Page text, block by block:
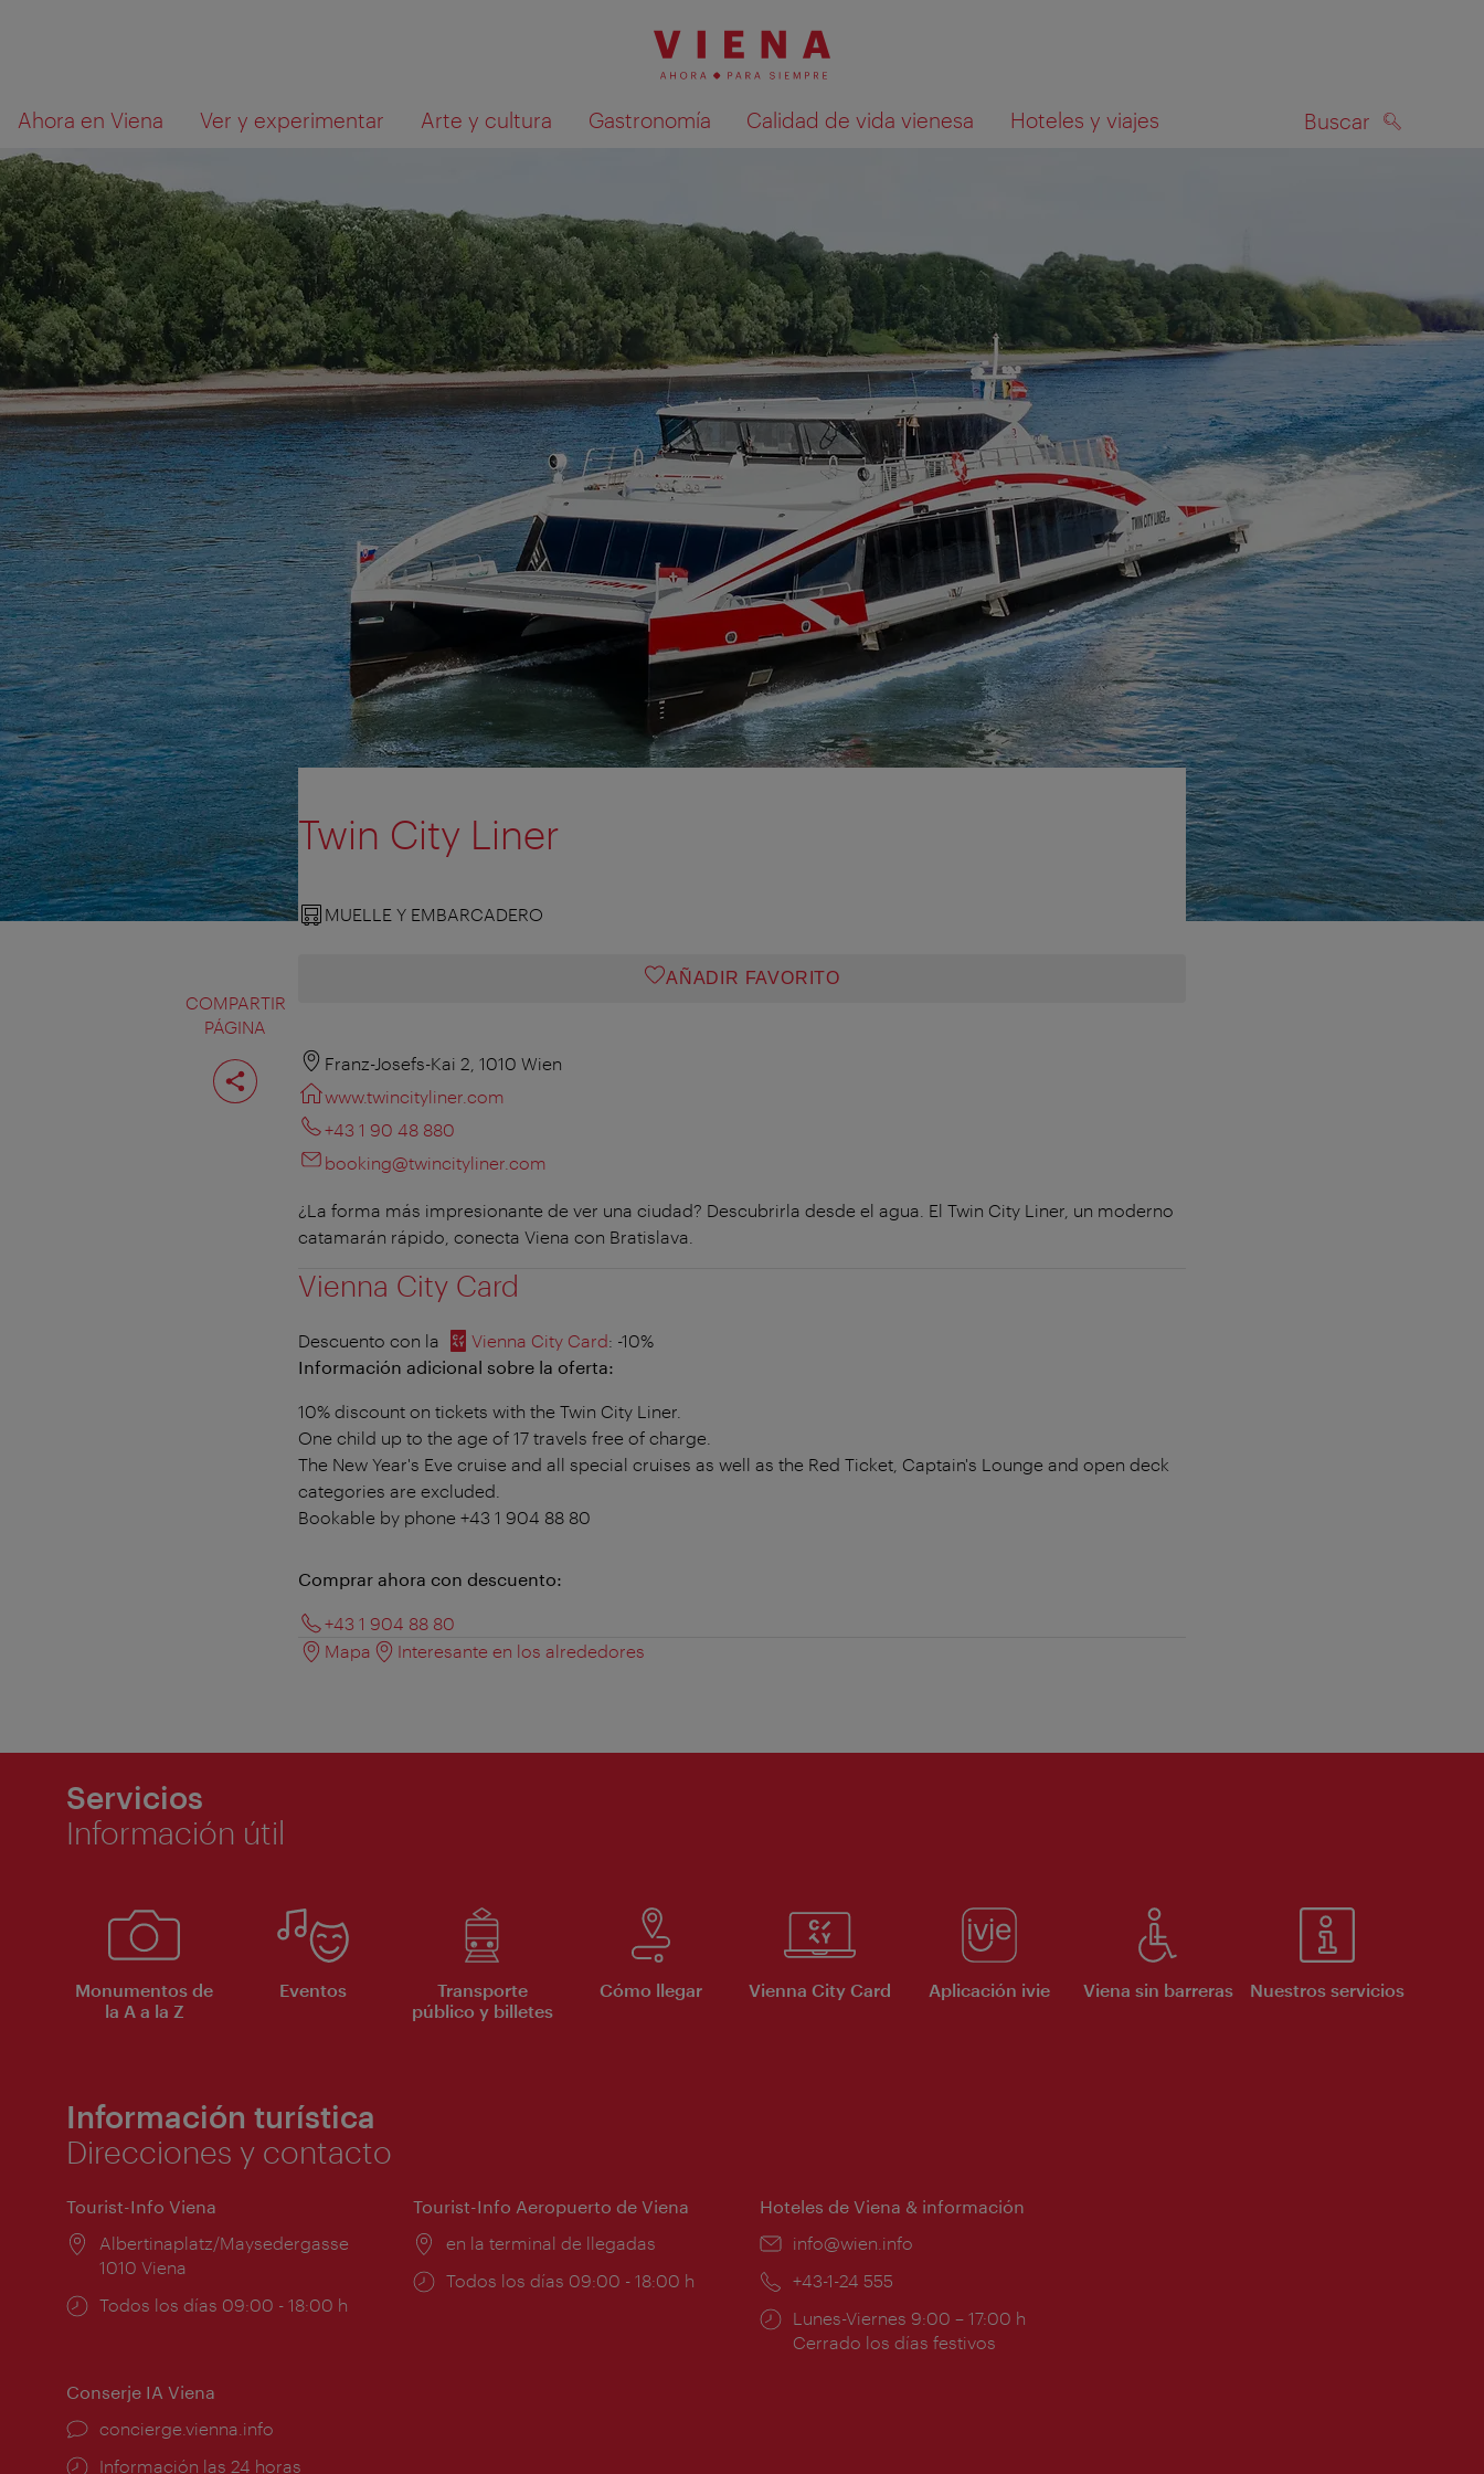
lacontenido
Ahora en Viena Ver y experimentar Arte y cultura Gastronomía Calidad de vida vienesa Hoteles y viajes Buscar
Qué
está
COMPARTIR
PÁGINA
Compartir
página
Twin City Liner
MUELLE Y EMBARCADERO
AÑADIR FAVORITO
Franz-Josefs-Kai 2, 1010 Wien
www.twincityliner.com
+43 1 90 48 880
booking@twincityliner.com
¿La forma más impresionante de ver una ciudad? Descubrirla desde el agua. El Twin City Liner, un moderno
catamarán rápido, conecta Viena con Bratislava.
Vienna City Card
Descuento con la Vienna City Card: -10%
Información adicional sobre la oferta:
10% discount on tickets with the Twin City Liner.
One child up to the age of 17 travels free of charge.
The New Year's Eve cruise and all special cruises as well as the Red Ticket, Captain's Lounge and open deck
categories are excluded.
Bookable by phone +43 1 904 88 80
Comprar ahora con descuento:
+43 1 904 88 80
Mapa
Interesante en los alrededores
Servicios
Información útil
Monumentos de
la A a la Z
Eventos
Transporte
público y billetes
Cómo llegar Vienna City Card Aplicación ivie Viena sin barreras Nuestros servicios
Información turística
Direcciones y contacto
Tourist-Info Viena
Lugar:
Albertinaplatz/Maysedergasse
1010 Viena
Horarios
Todos los días 09:00 - 18:00 h
Tourist-Info Aeropuerto de Viena
Lugar:
en la terminal de llegadas
Horarios
Todos los días 09:00 - 18:00 h
Hoteles de Viena & información
e-
info@wien.info
Teléfono:
+43-1-24 555
Horarios
de
Lunes-Viernes 9:00 – 17:00 h
Cerrado los días festivos
Conserje IA Viena
concierge.vienna.info
Información las 24 horas